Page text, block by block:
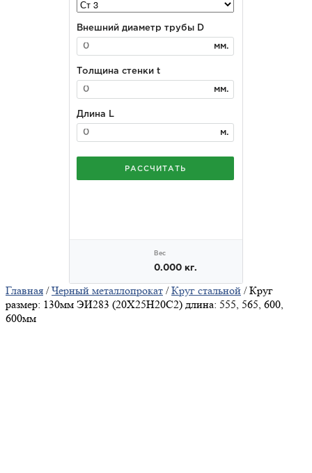
Главная /Черный металлопрокат /Круг стальной / Круг
размер: 130мм ЭИ283 (20Х25Н20С2) длина: 555, 565, 600,
600мм